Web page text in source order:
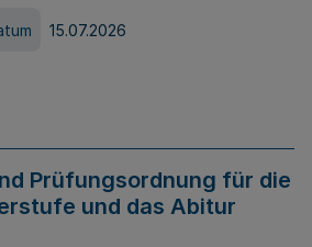
15.07.2026
Prüfungsordnung für die
und das Abitur